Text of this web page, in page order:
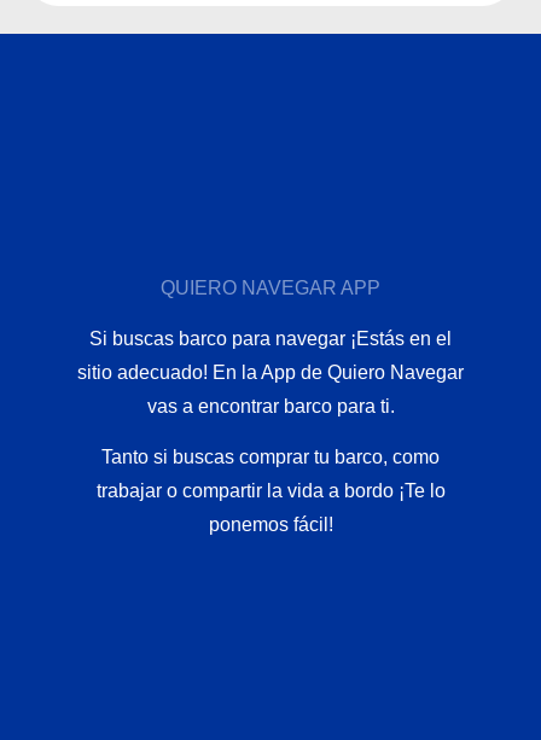
QUIERO NAVEGAR APP
Si buscas barco para navegar ¡Estás en el
sitio adecuado! En la App de Quiero Navegar
vas a encontrar barco para ti.
Tanto si buscas comprar tu barco, como
trabajar o compartir la vida a bordo ¡Te lo
ponemos fácil!